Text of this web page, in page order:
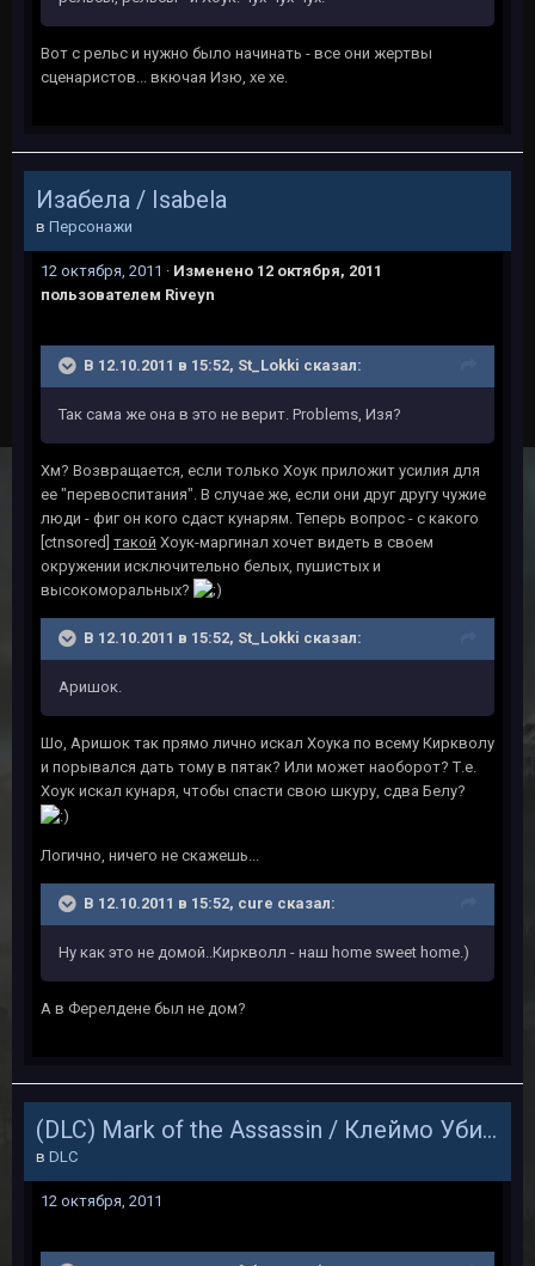
Вот с рельс и нужно было начинать - все они жертвы
сценаристов... вкючая Изю, хе хе.
Изабела / Isabela
в Персонажи
12 октября, 2011 · Изменено 12 октября, 2011
пользователем Riveyn
В 12.10.2011 в 15:52, St_Lokki сказал:
Так сама же она в это не верит. Problems, Изя?
Хм? Возвращается, если только Хоук приложит усилия для
ее "перевоспитания". В случае же, если они друг другу чужие
люди - фиг он кого сдаст кунарям. Теперь вопрос - с какого
[ctnsored] такой Хоук-маргинал хочет видеть в своем
окружении исключительно белых, пушистых и
высокоморальных?
В 12.10.2011 в 15:52, St_Lokki сказал:
Аришок.
Шо, Аришок так прямо лично искал Хоука по всему Киркволу
и порывался дать тому в пятак? Или может наоборот? Т.е.
Хоук искал кунаря, чтобы спасти свою шкуру, сдва Белу?
Логично, ничего не скажешь...
В 12.10.2011 в 15:52, cure сказал:
Ну как это не домой..Киркволл - наш home sweet home.)
А в Ферелдене был не дом?
(DLC) Mark of the Assassin / Клеймо Убийцы
в DLC
12 октября, 2011